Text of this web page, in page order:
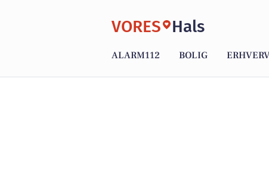
VORES Hals
ALARM112 BOLIG